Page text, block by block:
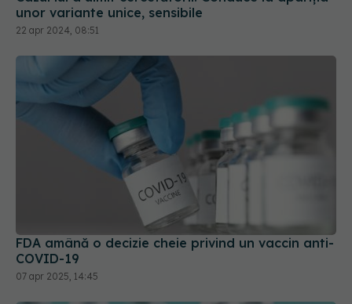
22 apr 2024, 08:51
FDA amână o decizie cheie privind un vaccin anti-
COVID-19
07 apr 2025, 14:45